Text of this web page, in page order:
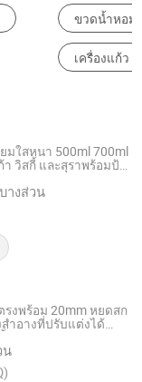
ขวดแก้ว
มใสหนา 500ml 700ml
วิสกี้ และสุราพร้อมป้าย
างส่วน
Ltd.
รงพร้อม 20mm หยดสก
ำอางที่ปรับแต่งได้
น